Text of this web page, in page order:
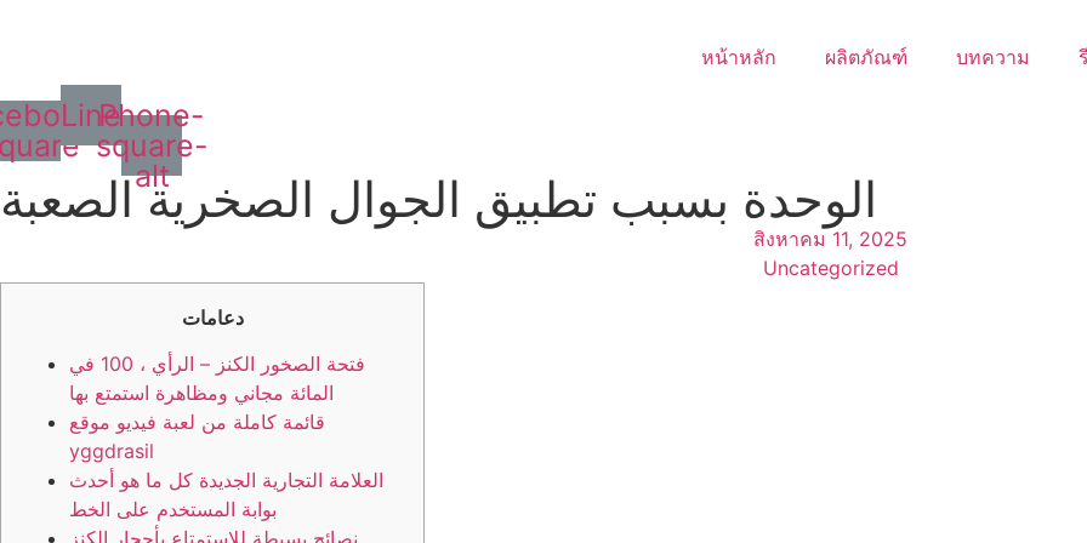
หน้าหลัก ผลิตภัณฑ์ บทความ
LinePhone-
square-
alt
الوحدة بسبب تطبيق الجوال الصخرية الصعبة
สิงหาคม 11, 2025
Uncategorized
دعامات
فتحة الصخور الكنز – الرأي ، 100 في
المائة مجاني ومظاهرة استمتع بها
قائمة كاملة من لعبة فيديو موقع
yggdrasil
العلامة التجارية الجديدة كل ما هو أحدث
بوابة المستخدم على الخط